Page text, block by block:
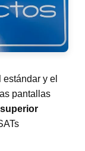
y el
pantallas